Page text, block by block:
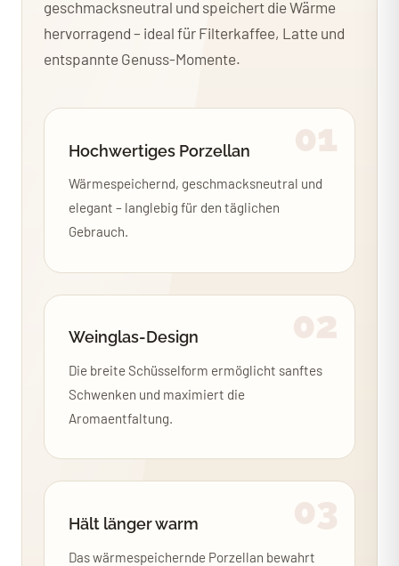
geschmacksneutral und speichert die Wärme
hervorragend – ideal für Filterkaffee, Latte und
entspannte Genuss-Momente.
01
Hochwertiges Porzellan
Wärmespeichernd, geschmacksneutral und
elegant – langlebig für den täglichen
Gebrauch.
02
Weinglas-Design
Die breite Schüsselform ermöglicht sanftes
Schwenken und maximiert die
Aromaentfaltung.
03
Hält länger warm
Das wärmespeichernde Porzellan bewahrt